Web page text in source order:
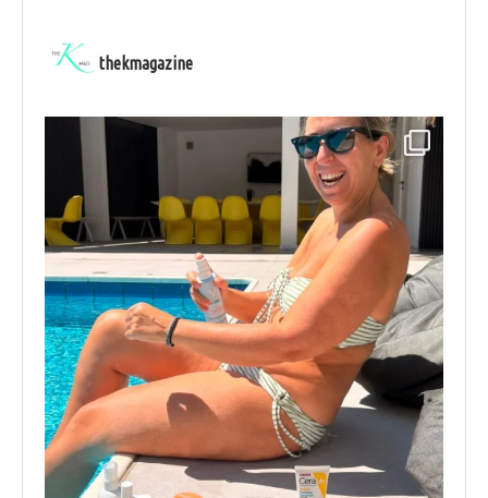
thekmagazine